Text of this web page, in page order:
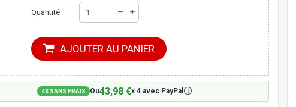
Quantité
AJOUTER AU PANIER
4X SANS FRAIS Ou43,98 €x 4 avec PayPal🛈